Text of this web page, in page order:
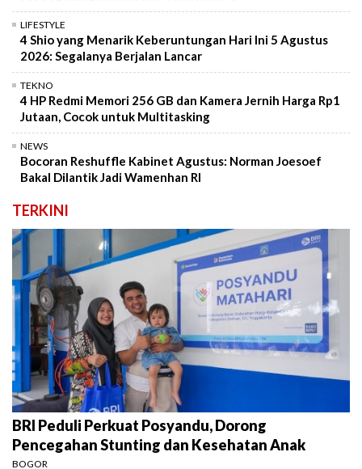
LIFESTYLE
4 Shio yang Menarik Keberuntungan Hari Ini 5 Agustus
2026: Segalanya Berjalan Lancar
TEKNO
4 HP Redmi Memori 256 GB dan Kamera Jernih Harga Rp1
Jutaan, Cocok untuk Multitasking
NEWS
Bocoran Reshuffle Kabinet Agustus: Norman Joesoef
Bakal Dilantik Jadi Wamenhan RI
TERKINI
BRI Peduli Perkuat Posyandu, Dorong
Pencegahan Stunting dan Kesehatan Anak
BOGOR